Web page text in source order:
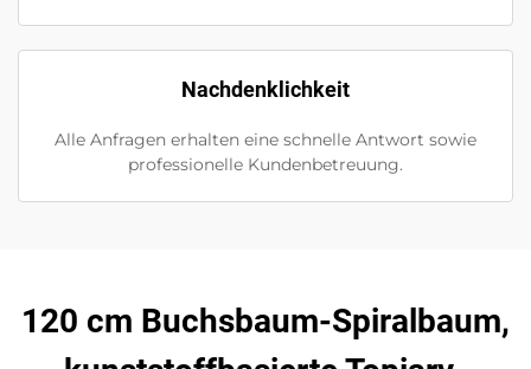
Nachdenklichkeit
Alle Anfragen erhalten eine schnelle Antwort sowie
professionelle Kundenbetreuung.
120 cm Buchsbaum-Spiralbaum,